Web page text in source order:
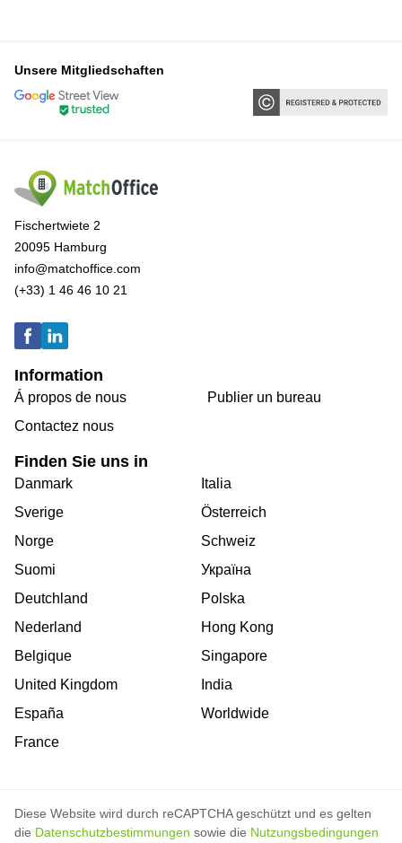
Unsere Mitgliedschaften
Fischertwiete 2
20095 Hamburg
info@matchoffice.com
(+33) 1 46 46 10 21
Information
Á propos de nous
Contactez nous
Publier un bureau
Finden Sie uns in
Danmark
Sverige
Norge
Suomi
Deutchland
Nederland
Belgique
United Kingdom
España
France
Italia
Österreich
Schweiz
Україна
Polska
Hong Kong
Singapore
India
Worldwide
Diese Website wird durch reCAPTCHA geschützt und es gelten
die Datenschutzbestimmungen sowie die Nutzungsbedingungen